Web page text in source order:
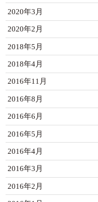
2020年3月
2020年2月
2018年5月
2018年4月
2016年11月
2016年8月
2016年6月
2016年5月
2016年4月
2016年3月
2016年2月